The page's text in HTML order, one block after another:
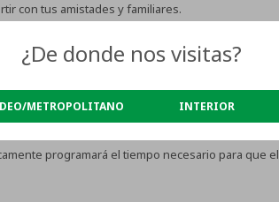
con tus amistades y familiares.
niveles según el tipo de alimento, por
práctica.
programará el tiempo necesario para que
¿De donde nos visitas?
METROPOLITANO INTERIOR